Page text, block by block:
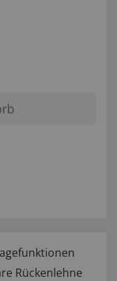
Rückenlehne